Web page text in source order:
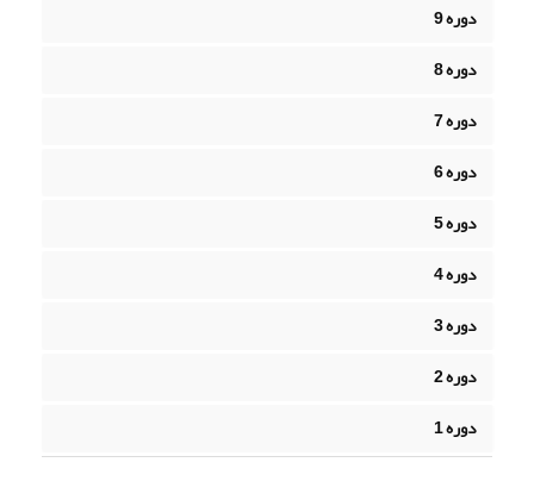
دوره 9
دوره 8
دوره 7
دوره 6
دوره 5
دوره 4
دوره 3
دوره 2
دوره 1